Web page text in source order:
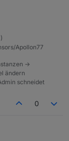
;)
Apollon77
->
ändern
schneidet
0